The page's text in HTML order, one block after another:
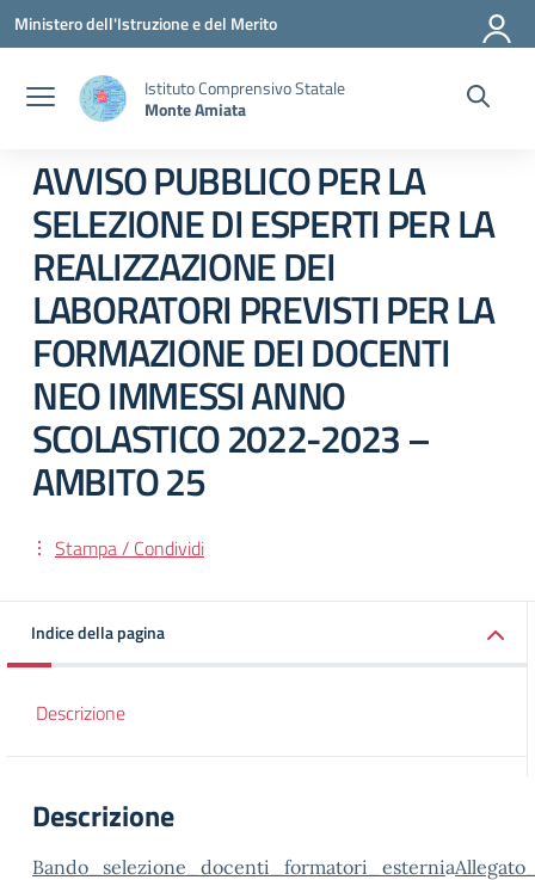
Vai ai contenuti
Vai al menu di navigazione
Vai al footer
Ministero dell'Istruzione e del Merito
Istituto Comprensivo Statale
Monte Amiata
AVVISO PUBBLICO PER LA
SELEZIONE DI ESPERTI PER LA
REALIZZAZIONE DEI
LABORATORI PREVISTI PER LA
FORMAZIONE DEI DOCENTI
NEO IMMESSI ANNO
SCOLASTICO 2022-2023 –
AMBITO 25
Stampa / Condividi
Indice della pagina
Descrizione
Descrizione
Bando_selezione_docenti_formatori_esternia